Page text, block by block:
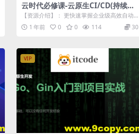
云时代必修课-云原生CI/CD(持续集
成与交付)全流程实战
【资源介绍】： 更快速掌握企业级高效自动
化流程与应用部署，深化云原生技术实践，
助...1 年前 0 0 114 30
VIP